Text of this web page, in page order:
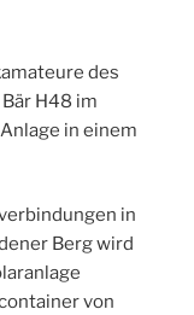
des
H48 im
in einem
in
Berg wird
von